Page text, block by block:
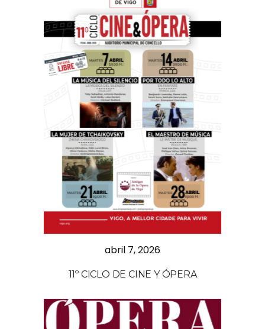
abril 7, 2026
11º CICLO DE CINE Y ÓPERA